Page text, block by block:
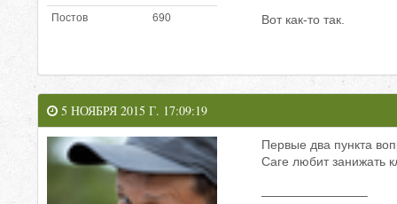
Постов
690 Вот как-то так.
5 НОЯБРЯ 2015 Г. 17:09:19
Первые два пункта
Саге любит занижать
————————–